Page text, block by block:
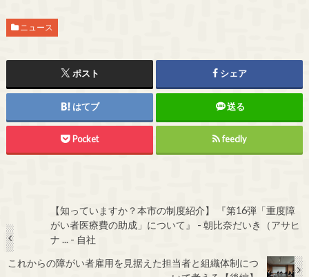
ニュース
ポスト シェア
はてブ 送る
Pocket feedly
【知っていますか？本市の制度紹介】 『第16弾「重度障
がい者医療費の助成」について』 - 朝比奈だいき（アサヒ
ナ ... - 自社
これからの障がい者雇用を見据えた担当者と組織体制につ